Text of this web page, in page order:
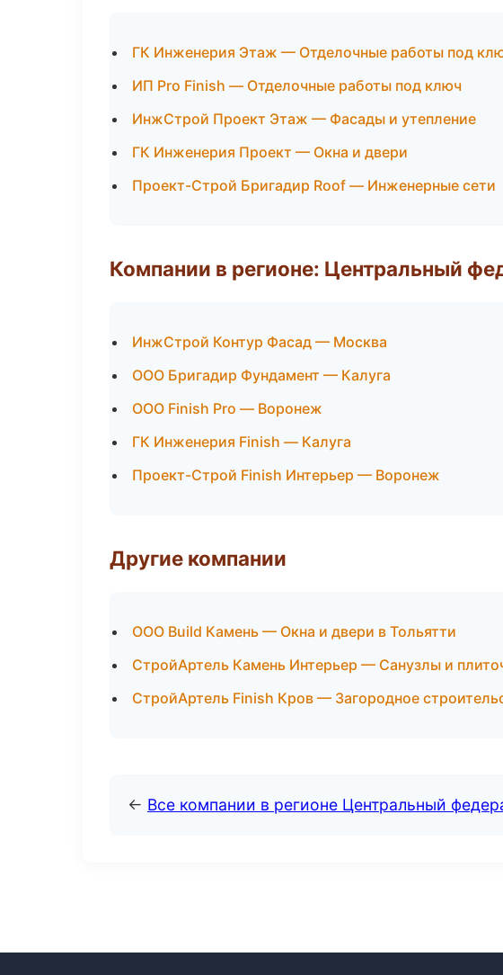
ГК Инженерия Этаж — Отделочные работы под
ИП Pro Finish — Отделочные работы под ключ
ИнжСтрой Проект Этаж — Фасады и утепление
ГК Инженерия Проект — Окна и двери
Проект-Строй Бригадир Roof — Инженерные сети
Компании в регионе: Центральный
ИнжСтрой Контур Фасад — Москва
ООО Бригадир Фундамент — Калуга
ООО Finish Pro — Воронеж
ГК Инженерия Finish — Калуга
Проект-Строй Finish Интерьер — Воронеж
Другие компании
ООО Build Камень — Окна и двери в Тольятти
СтройАртель Камень Интерьер — Санузлы и
СтройАртель Finish Кров — Загородное
← Все компании в регионе Центральный